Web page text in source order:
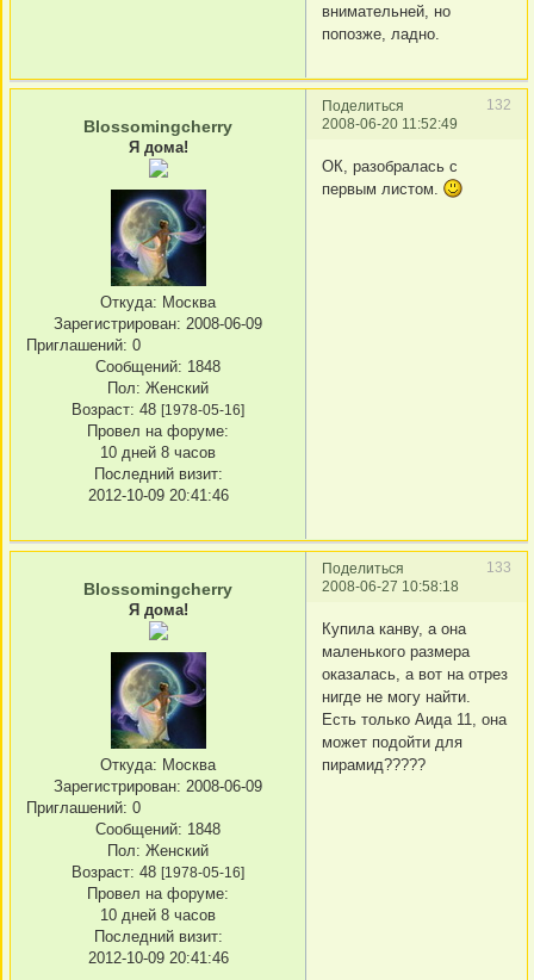
внимательней, но
попозже, ладно.
Поделиться
132
2008-06-20 11:52:49
Blossomingcherry
Я дома!
Откуда: Москва
Зарегистрирован: 2008-06-09
Приглашений: 0
Сообщений: 1848
Пол: Женский
Возраст: 48 [1978-05-16]
Провел на форуме:
10 дней 8 часов
Последний визит:
2012-10-09 20:41:46
ОК, разобралась с
первым листом.
Поделиться
133
2008-06-27 10:58:18
Blossomingcherry
Я дома!
Откуда: Москва
Зарегистрирован: 2008-06-09
Приглашений: 0
Сообщений: 1848
Пол: Женский
Возраст: 48 [1978-05-16]
Провел на форуме:
10 дней 8 часов
Последний визит:
2012-10-09 20:41:46
Купила канву, а она
маленького размера
оказалась, а вот на отрез
нигде не могу найти.
Есть только Аида 11, она
может подойти для
пирамид?????